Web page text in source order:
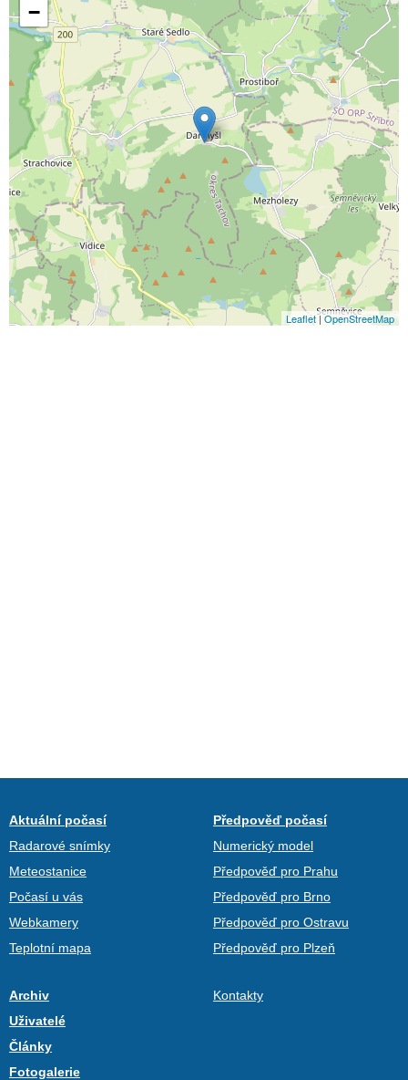
−
Leaflet|OpenStreetMap
Aktuální počasí
Radarové snímky
Meteostanice
Počasí u vás
Webkamery
Teplotní mapa
Předpověď počasí
Numerický model
Předpověď pro Prahu
Předpověď pro Brno
Předpověď pro Ostravu
Předpověď pro Plzeň
Archiv
Uživatelé
Články
Fotogalerie
Kontakty